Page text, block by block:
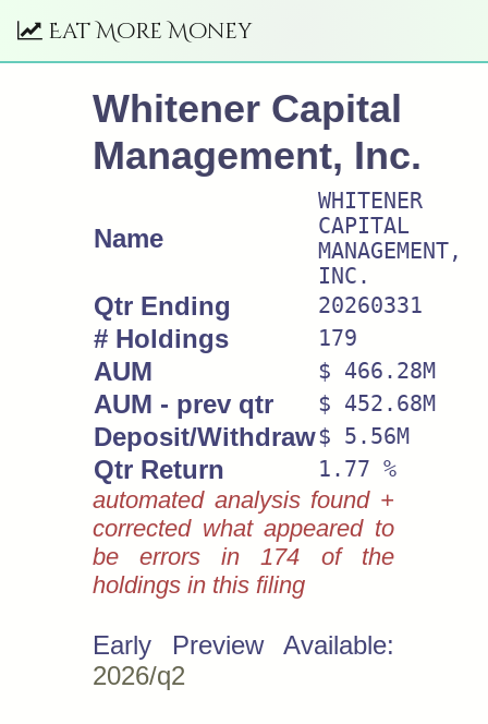
Eat More Money
Whitener Capital
Management, Inc.
Name
WHITENER
CAPITAL
MANAGEMENT,
INC.
Qtr Ending 20260331
# Holdings 179
AUM $ 466.28M
AUM - prev qtr $ 452.68M
Deposit/Withdraw$ 5.56M
Qtr Return 1.77 %
automated analysis found +
corrected what appeared to
be errors in 174 of the
holdings in this filing
Early Preview Available:
2026/q2